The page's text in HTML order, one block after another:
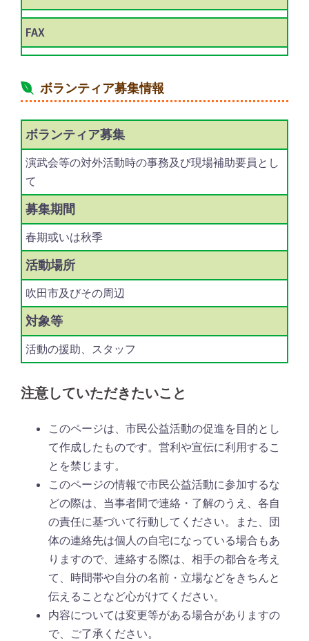
FAX
ボランティア募集情報
ボランティア募集
演武会等の対外活動時の事務及び現場補助要員とし
て
募集期間
春期或いは秋季
活動場所
吹田市及びその周辺
対象等
活動の援助、スタッフ
注意していただきたいこと
このページは、市民公益活動の促進を目的とし
て作成したものです。営利や宣伝に利用するこ
とを禁じます。
このページの情報で市民公益活動に参加するな
どの際は、当事者間で連絡・了解のうえ、各自
の責任に基づいて行動してください。また、団
体の連絡先は個人の自宅になっている場合もあ
りますので、連絡する際は、相手の都合を考え
て、時間帯や自分の名前・立場などをきちんと
伝えることなど心がけてください。
内容については変更等がある場合がありますの
で、ご了承ください。